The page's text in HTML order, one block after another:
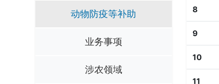
动物防疫等补助
业务事项
涉农领域
8
9
10
11